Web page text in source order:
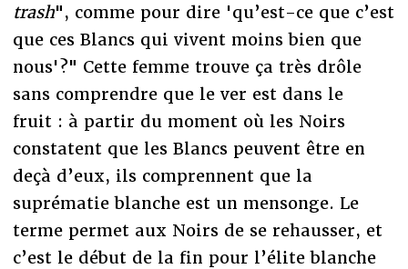
trash", comme pour dire 'qu’est-ce que c’est
que ces Blancs qui vivent moins bien que
nous'?" Cette femme trouve ça très drôle
sans comprendre que le ver est dans le
fruit : à partir du moment où les Noirs
constatent que les Blancs peuvent être en
deçà d’eux, ils comprennent que la
suprématie blanche est un mensonge. Le
terme permet aux Noirs de se rehausser, et
c’est le début de la fin pour l’élite blanche